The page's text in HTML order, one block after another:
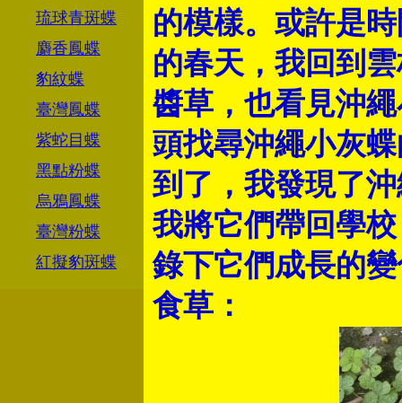
的模樣。或許是
的春天，我回到
醬草，也看見沖
頭找尋沖繩小灰
到了，我發現了
我將它們帶回學
錄下它們成長的
食草：
琉球青斑蝶
麝香鳳蝶
豹紋蝶
臺灣鳳蝶
紫蛇目蝶
黑點粉蝶
烏鴉鳳蝶
臺灣粉蝶
紅擬豹斑蝶